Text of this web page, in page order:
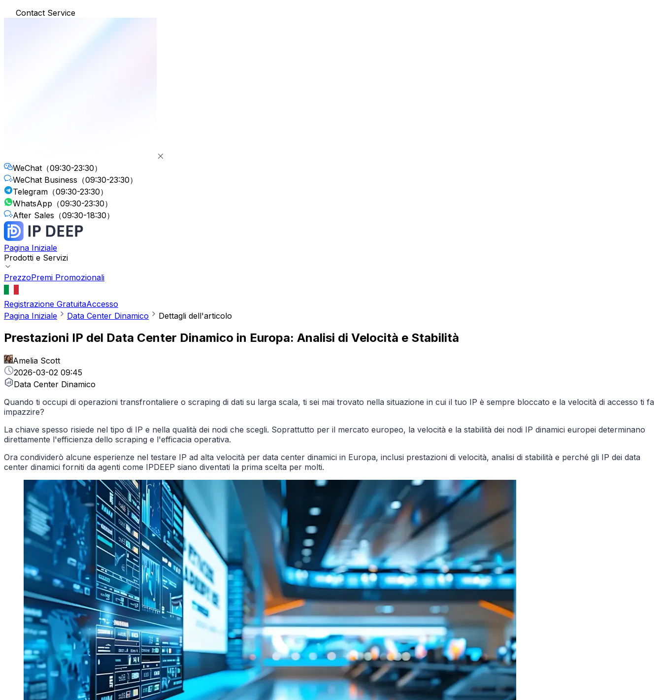
Contact Service
WeChat （09:30-23:30）
WeChat Business （09:30-23:30）
Telegram （09:30-23:30）
WhatsApp （09:30-23:30）
After Sales （09:30-18:30）
Pagina Iniziale
Prodotti e Servizi
PrezzoPremi Promozionali
Registrazione GratuitaAccesso
Pagina Iniziale
Data Center Dinamico Dettagli dell'articolo
Prestazioni IP del Data Center Dinamico in Europa: Analisi di Velocità e Stabilità
Amelia Scott
2026-03-02 09:45
Data Center Dinamico
Quando ti occupi di operazioni transfrontaliere o scraping di dati su larga scala, ti sei mai trovato nella situazione in cui il tuo IP è sempre bloccato e la velocità di accesso ti fa
impazzire?
La chiave spesso risiede nel tipo di IP e nella qualità dei nodi che scegli. Soprattutto per il mercato europeo, la velocità e la stabilità dei nodi IP dinamici europei determinano
direttamente l'efficienza dello scraping e l'efficacia operativa.
Ora condividerò alcune esperienze nel testare IP ad alta velocità per data center dinamici in Europa, inclusi prestazioni di velocità, analisi di stabilità e perché gli IP dei data
center dinamici forniti da agenti come IPDEEP siano diventati la prima scelta per molti.